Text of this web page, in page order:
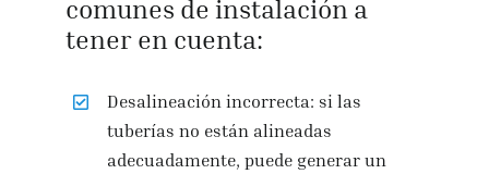
comunes de instalación a
tener en cuenta:
Desalineación incorrecta: si las
tuberías no están alineadas
adecuadamente, puede generar un